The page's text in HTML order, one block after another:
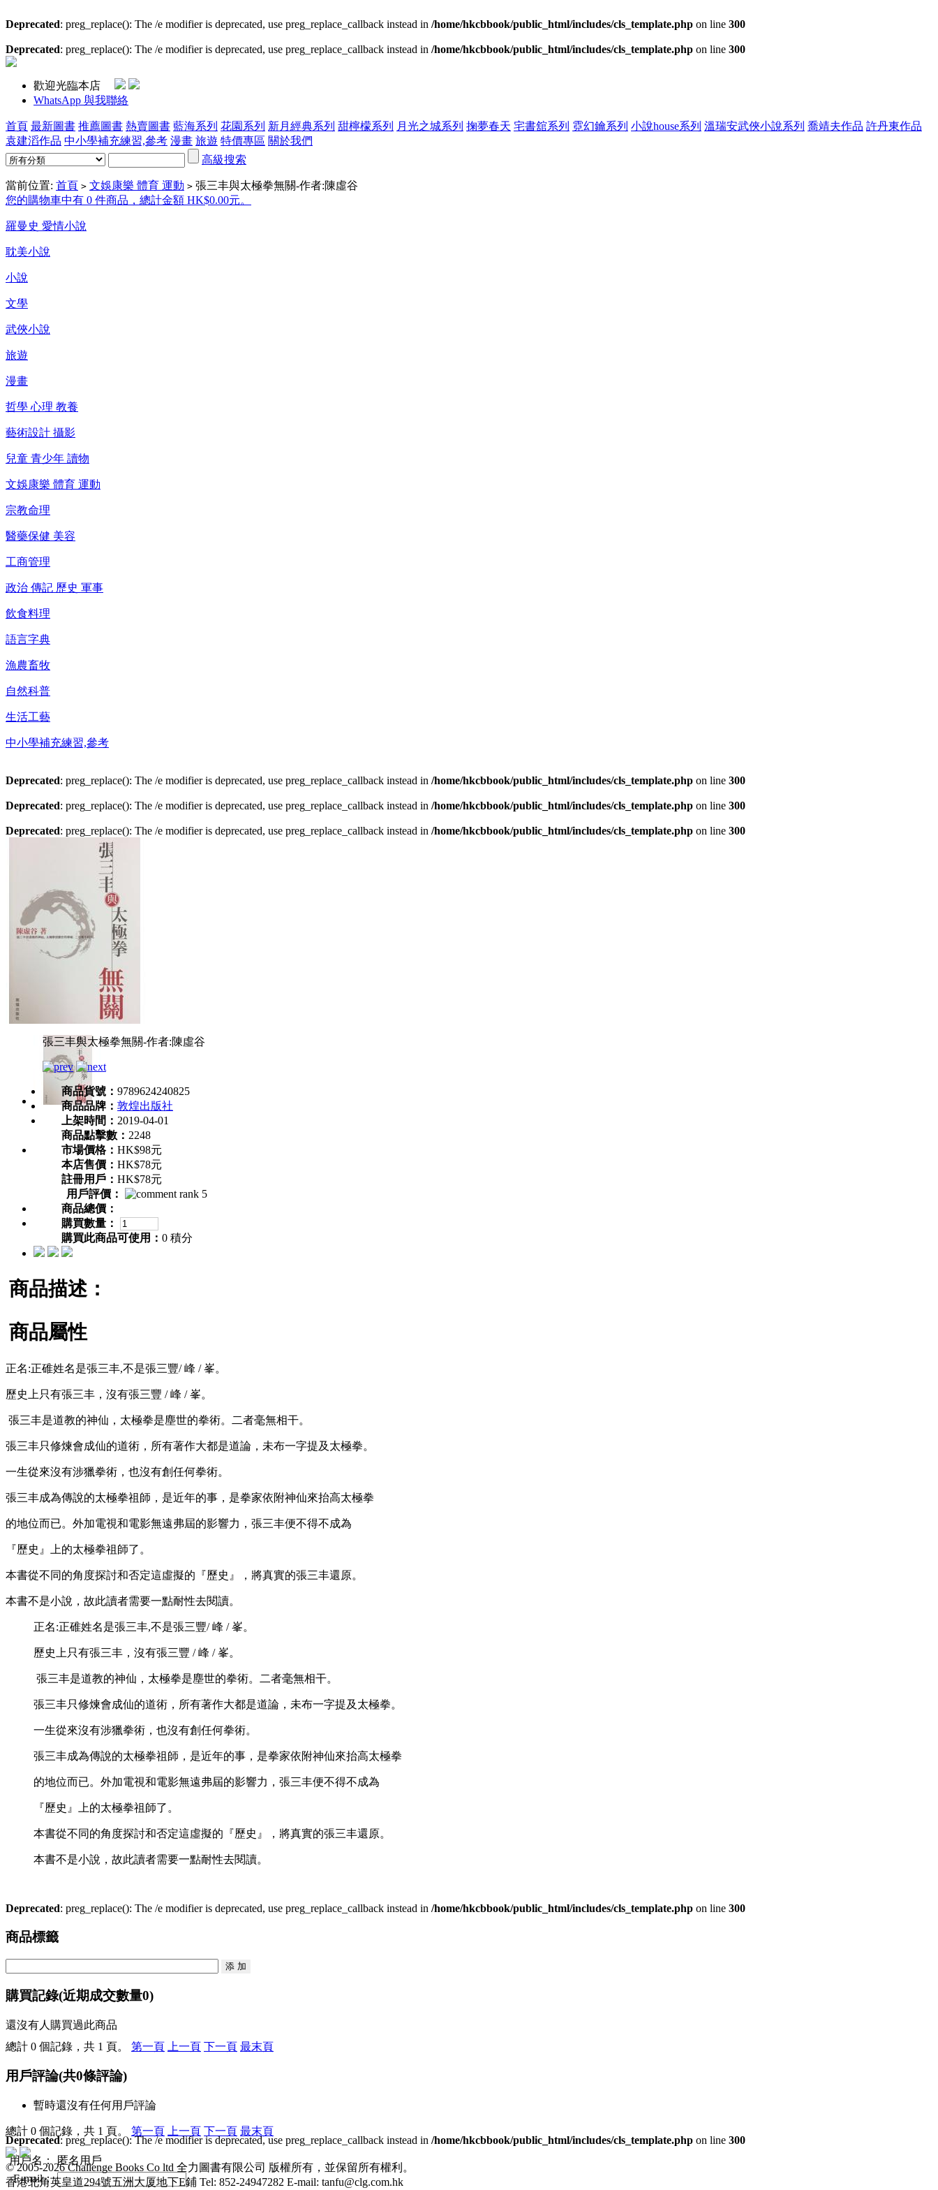
Deprecated: preg_replace(): The /e modifier is deprecated, use preg_replace_callback instead in /home/hkcbbook/public_html/includes/cls_template.php on line 300
Deprecated: preg_replace(): The /e modifier is deprecated, use preg_replace_callback instead in /home/hkcbbook/public_html/includes/cls_template.php on line 300
歡迎光臨本店
WhatsApp 與我聯絡
首頁 最新圖書 推薦圖書 熱賣圖書 藍海系列 花園系列 新月經典系列 甜檸檬系列 月光之城系列 掬夢春天 宅書舘系列 霓幻鑰系列 小說house系列 溫瑞安武俠小說系列 喬靖夫作品 許丹東作品
袁建滔作品 中小學補充練習,參考 漫畫 旅遊 特價專區 關於我們
高級搜索
當前位置: 首頁 > 文娛康樂 體育 運動 > 張三丰與太極拳無關-作者:陳虛谷
您的購物車中有 0 件商品，總計金額 HK$0.00元。
羅曼史 愛情小說
耽美小說
小說
文學
武俠小說
旅遊
漫畫
哲學 心理 教養
藝術設計 攝影
兒童 青少年 讀物
文娛康樂 體育 運動
宗教命理
醫藥保健 美容
工商管理
政治 傳記 歷史 軍事
飲食料理
語言字典
漁農畜牧
自然科普
生活工藝
中小學補充練習,參考
Deprecated: preg_replace(): The /e modifier is deprecated, use preg_replace_callback instead in /home/hkcbbook/public_html/includes/cls_template.php on line 300
Deprecated: preg_replace(): The /e modifier is deprecated, use preg_replace_callback instead in /home/hkcbbook/public_html/includes/cls_template.php on line 300
Deprecated: preg_replace(): The /e modifier is deprecated, use preg_replace_callback instead in /home/hkcbbook/public_html/includes/cls_template.php on line 300
張三丰與太極拳無關-作者:陳虛谷
商品貨號： 9789624240825
商品品牌： 敦煌出版社
上架時間： 2019-04-01
商品點擊數： 2248
市場價格： HK$98元
本店售價： HK$78元
註冊用戶： HK$78元
用戶評價：
商品總價：
購買數量：
購買此商品可使用： 0 積分
商品描述：
商品屬性
正名:正碓姓名是張三丰,不是張三豐/ 峰 / 峯。
歷史上只有張三丰，沒有張三豐 / 峰 / 峯。
張三丰是道教的神仙，太極拳是塵世的拳術。二者毫無相干。
張三丰只修煉會成仙的道術，所有著作大都是道論，未布一字提及太極拳。
一生從來沒有涉獵拳術，也沒有創任何拳術。
張三丰成為傳說的太極拳祖師，是近年的事，是拳家依附神仙來抬高太極拳
的地位而已。外加電視和電影無遠弗屆的影響力，張三丰便不得不成為
『歷史』上的太極拳祖師了。
本書從不同的角度探討和否定這虛擬的『歷史』，將真實的張三丰還原。
本書不是小說，故此讀者需要一點耐性去閱讀。
正名:正碓姓名是張三丰,不是張三豐/ 峰 / 峯。
歷史上只有張三丰，沒有張三豐 / 峰 / 峯。
張三丰是道教的神仙，太極拳是塵世的拳術。二者毫無相干。
張三丰只修煉會成仙的道術，所有著作大都是道論，未布一字提及太極拳。
一生從來沒有涉獵拳術，也沒有創任何拳術。
張三丰成為傳說的太極拳祖師，是近年的事，是拳家依附神仙來抬高太極拳
的地位而已。外加電視和電影無遠弗屆的影響力，張三丰便不得不成為
『歷史』上的太極拳祖師了。
本書從不同的角度探討和否定這虛擬的『歷史』，將真實的張三丰還原。
本書不是小說，故此讀者需要一點耐性去閱讀。
Deprecated: preg_replace(): The /e modifier is deprecated, use preg_replace_callback instead in /home/hkcbbook/public_html/includes/cls_template.php on line 300
商品標籤
購買記錄(近期成交數量0)
還沒有人購買過此商品
總計 0 個記錄，共 1 頁。 第一頁 上一頁 下一頁 最末頁
用戶評論(共0條評論)
暫時還沒有任何用戶評論
總計 0 個記錄，共 1 頁。 第一頁 上一頁 下一頁 最末頁
用戶名：
匿名用戶
E-mail：
Deprecated: preg_replace(): The /e modifier is deprecated, use preg_replace_callback instead in /home/hkcbbook/public_html/includes/cls_template.php on line 300
© 2005-2026 Challenge Books Co ltd 全力圖書有限公司 版權所有，並保留所有權利。
香港北角英皇道294號五洲大厦地下E鋪 Tel: 852-24947282 E-mail: tanfu@clg.com.hk